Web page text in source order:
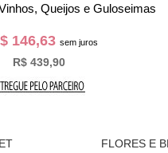
Queijos e Guloseimas
146,63 sem juros
R$ 439,90
FLORES E